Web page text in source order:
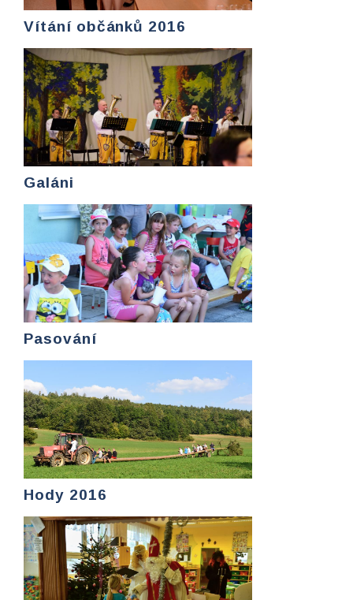
Vítání občánků 2016
Galáni
Pasování
Hody 2016